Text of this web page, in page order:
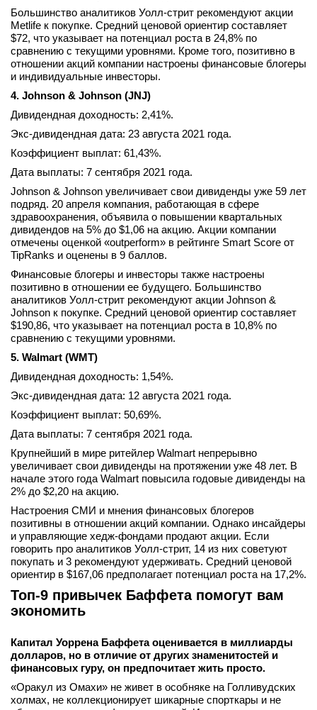
Большинство аналитиков Уолл-стрит рекомендуют акции
Metlife к покупке. Средний ценовой ориентир составляет
$72, что указывает на потенциал роста в 24,8% по
сравнению с текущими уровнями. Кроме того, позитивно в
отношении акций компании настроены финансовые блогеры
и индивидуальные инвесторы.
4. Johnson & Johnson (JNJ)
Дивидендная доходность: 2,41%.
Экс-дивидендная дата: 23 августа 2021 года.
Коэффициент выплат: 61,43%.
Дата выплаты: 7 сентября 2021 года.
Johnson & Johnson увеличивает свои дивиденды уже 59 лет
подряд. 20 апреля компания, работающая в сфере
здравоохранения, объявила о повышении квартальных
дивидендов на 5% до $1,06 на акцию. Акции компании
отмечены оценкой «outperform» в рейтинге Smart Score от
TipRanks и оценены в 9 баллов.
Финансовые блогеры и инвесторы также настроены
позитивно в отношении ее будущего. Большинство
аналитиков Уолл-стрит рекомендуют акции Johnson &
Johnson к покупке. Средний ценовой ориентир составляет
$190,86, что указывает на потенциал роста в 10,8% по
сравнению с текущими уровнями.
5. Walmart (WMT)
Дивидендная доходность: 1,54%.
Экс-дивидендная дата: 12 августа 2021 года.
Коэффициент выплат: 50,69%.
Дата выплаты: 7 сентября 2021 года.
Крупнейший в мире ритейлер Walmart непрерывно
увеличивает свои дивиденды на протяжении уже 48 лет. В
начале этого года Walmart повысила годовые дивиденды на
2% до $2,20 на акцию.
Настроения СМИ и мнения финансовых блогеров
позитивны в отношении акций компании. Однако инсайдеры
и управляющие хедж-фондами продают акции. Если
говорить про аналитиков Уолл-стрит, 14 из них советуют
покупать и 3 рекомендуют удерживать. Средний ценовой
ориентир в $167,06 предполагает потенциал роста на 17,2%.
Топ-9 привычек Баффета помогут вам
экономить
Капитал Уоррена Баффета оценивается в миллиарды
долларов, но в отличие от других знаменитостей и
финансовых гуру, он предпочитает жить просто.
«Оракул из Омахи» не живет в особняке на Голливудских
холмах, не коллекционирует шикарные спорткары и не